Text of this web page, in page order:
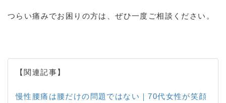
つらい痛みでお困りの方は、ぜひ一度ご相談ください。
【関連記事】
慢性腰痛は腰だけの問題ではない｜70代女性が笑顔